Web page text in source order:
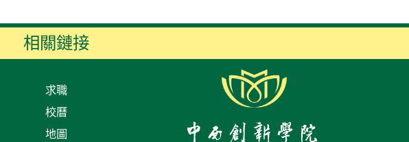
相關鏈接
求職
校曆
地圖